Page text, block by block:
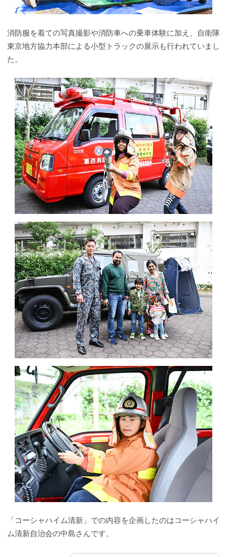
消防服を着ての写真撮影や消防車への乗車体験に加え、自衛隊
東京地方協力本部による小型トラックの展示も行われていまし
た。
「コーシャハイム清新」での内容を企画したのはコーシャハイ
ム清新自治会の中島さんです。